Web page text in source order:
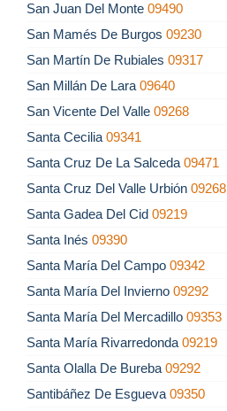
San Juan Del Monte 09490
San Mamés De Burgos 09230
San Martín De Rubiales 09317
San Millán De Lara 09640
San Vicente Del Valle 09268
Santa Cecilia 09341
Santa Cruz De La Salceda 09471
Santa Cruz Del Valle Urbión 09268
Santa Gadea Del Cid 09219
Santa Inés 09390
Santa María Del Campo 09342
Santa María Del Invierno 09292
Santa María Del Mercadillo 09353
Santa María Rivarredonda 09219
Santa Olalla De Bureba 09292
Santibáñez De Esgueva 09350